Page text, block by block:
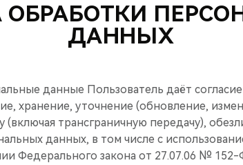
ОБРАБОТКИ
ДАННЫХ
данные Пользователь даёт
хранение, уточнение (обновление,
(включая трансграничную передачу),
данных, в том числе с
Федерального закона от 27.07.06 №